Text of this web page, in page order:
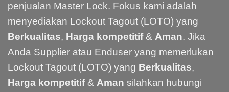
penjualan Master Lock. Fokus kami adalah
menyediakan Lockout Tagout (LOTO) yang
Berkualitas, Harga kompetitif& Aman. Jika
Anda Supplier atau Enduser yang memerlukan
Lockout Tagout (LOTO) yang Berkualitas,
Harga kompetitif& Aman silahkan hubungi